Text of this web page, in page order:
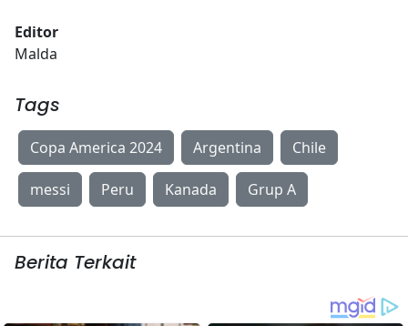
Editor
Malda
Tags
Copa America 2024 Argentina Chile
messi Peru Kanada Grup A
Berita Terkait